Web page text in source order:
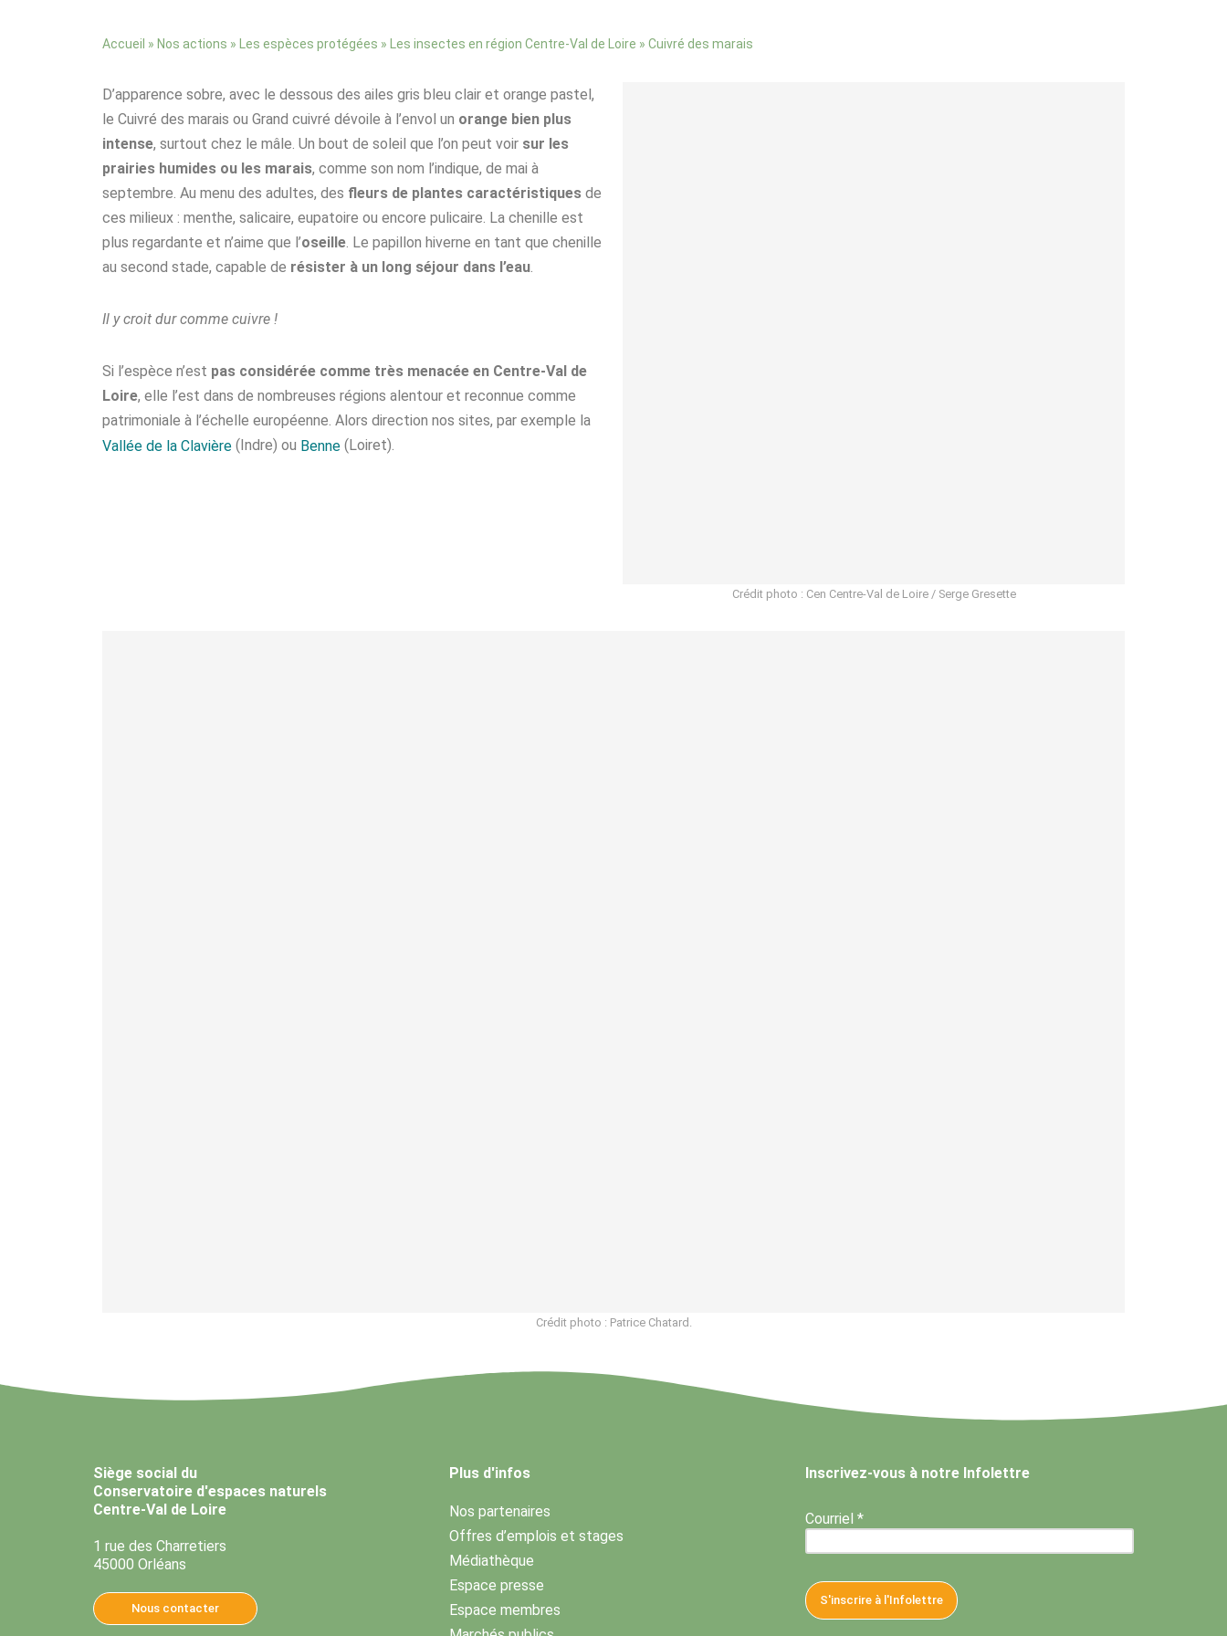
Accueil » Nos actions » Les espèces protégées » Les insectes en région Centre-Val de Loire » Cuivré des marais
D’apparence sobre, avec le dessous des ailes gris bleu clair et orange pastel,
le Cuivré des marais ou Grand cuivré dévoile à l’envol un orange bien plus
intense, surtout chez le mâle. Un bout de soleil que l’on peut voir sur les
prairies humides ou les marais, comme son nom l’indique, de mai à
septembre. Au menu des adultes, des fleurs de plantes caractéristiques de
ces milieux : menthe, salicaire, eupatoire ou encore pulicaire. La chenille est
plus regardante et n’aime que l’oseille. Le papillon hiverne en tant que chenille
au second stade, capable de résister à un long séjour dans l’eau.
Il y croit dur comme cuivre !
Si l’espèce n’est pas considérée comme très menacée en Centre-Val de
Loire, elle l’est dans de nombreuses régions alentour et reconnue comme
patrimoniale à l’échelle européenne. Alors direction nos sites, par exemple la
Vallée de la Clavière (Indre) ou Benne (Loiret).
Crédit photo : Cen Centre-Val de Loire / Serge Gresette
Crédit photo : Patrice Chatard.
Siège social du
Conservatoire d'espaces naturels
Centre-Val de Loire
1 rue des Charretiers
45000 Orléans
Nous contacter
Plus d'infos
Nos partenaires
Offres d’emplois et stages
Médiathèque
Espace presse
Espace membres
Inscrivez-vous à notre Infolettre
Courriel *